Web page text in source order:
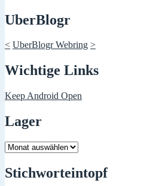
UberBlogr
< UberBlogr Webring >
Wichtige Links
Keep Android Open
Lager
Lager
Stichworteintopf